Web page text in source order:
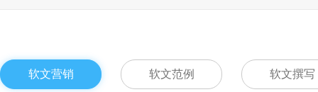
软文营销 软文范例 软文撰写